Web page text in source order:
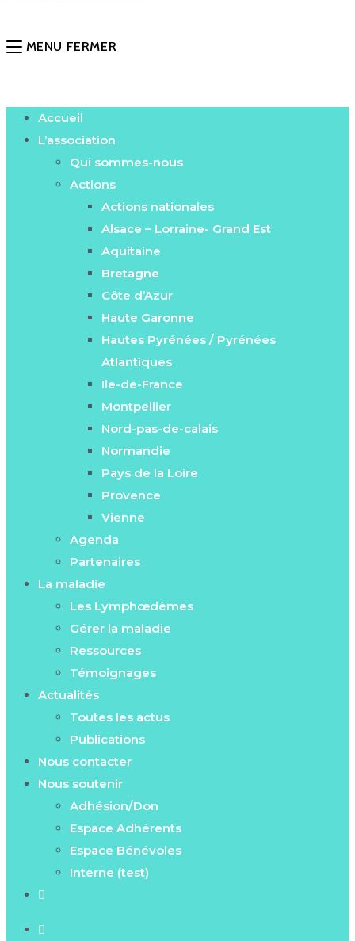
MENU FERMER
Accueil
L’association
Qui sommes-nous
Actions
Actions nationales
Alsace – Lorraine- Grand Est
Aquitaine
Bretagne
Côte d’Azur
Haute Garonne
Hautes Pyrénées / Pyrénées
Atlantiques
Ile-de-France
Montpellier
Nord-pas-de-calais
Normandie
Pays de la Loire
Provence
Vienne
Agenda
Partenaires
La maladie
Les Lymphœdèmes
Gérer la maladie
Ressources
Témoignages
Actualités
Toutes les actus
Publications
Nous contacter
Nous soutenir
Adhésion/Don
Espace Adhérents
Espace Bénévoles
Interne (test)